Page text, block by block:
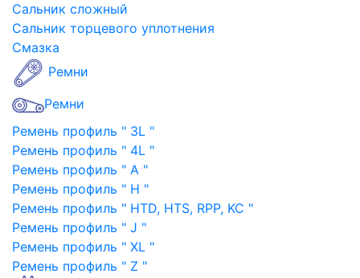
Сальник сложный
Сальник торцевого уплотнения
Смазка
Ремни
Ремни
Ремень профиль " 3L "
Ремень профиль " 4L "
Ремень профиль " A "
Ремень профиль " H "
Ремень профиль " HTD, HTS, RPP, KC "
Ремень профиль " J "
Ремень профиль " XL "
Ремень профиль " Z "